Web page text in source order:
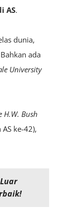
AS.
dunia,
ada
University
H.W. Bush
ke-42),